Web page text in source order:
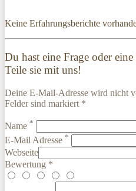
Keine Erfahrungsberichte
Du hast eine Frage oder
Teile sie mit uns!
Deine E-Mail-Adresse wird nicht
Felder sind markiert *
Name *
E-Mail Adresse *
Webseite
Bewertung *